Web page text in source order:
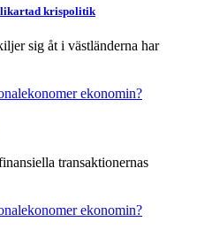
likartad krispolitik
sig åt i västländerna har
ekonomin?
transaktionernas
ekonomin?